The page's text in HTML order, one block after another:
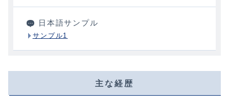
日本語サンプル
サンプル1
主な経歴